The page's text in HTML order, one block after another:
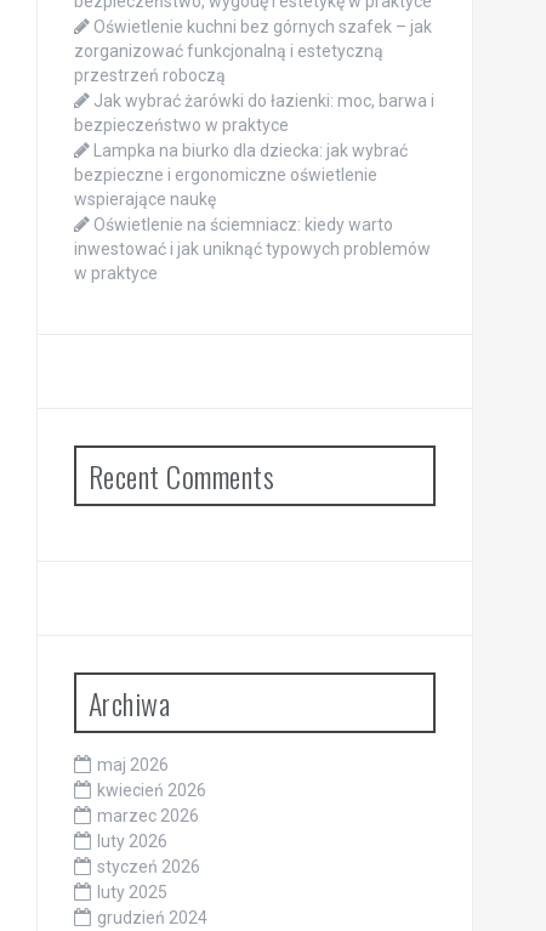
Oświetlenie kuchni bez górnych szafek – jak
zorganizować funkcjonalną i estetyczną
przestrzeń roboczą
Jak wybrać żarówki do łazienki: moc, barwa i
bezpieczeństwo w praktyce
Lampka na biurko dla dziecka: jak wybrać
bezpieczne i ergonomiczne oświetlenie
wspierające naukę
Oświetlenie na ściemniacz: kiedy warto
inwestować i jak uniknąć typowych problemów
w praktyce
Recent Comments
Archiwa
maj 2026
kwiecień 2026
marzec 2026
luty 2026
styczeń 2026
luty 2025
grudzień 2024